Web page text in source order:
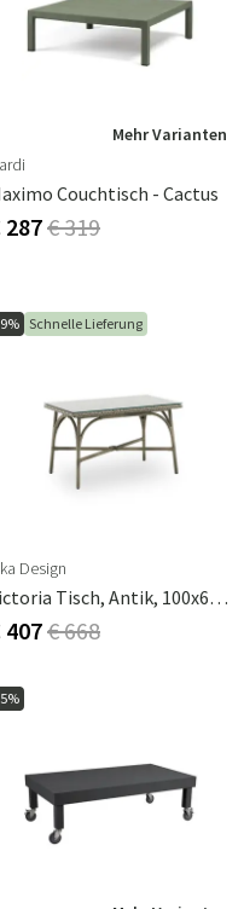
Mehr Varianten
Couchtisch - Cactus
287€ 319
Schnelle Lieferung
Design
Victoria Tisch, Antik, 100x60 Cm
407€ 668